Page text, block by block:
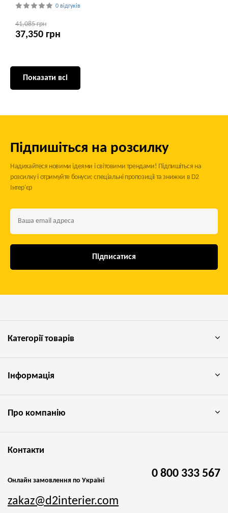
0 відгуків
41,085 грн
37,350 грн
Показати всі
Підпишіться на розсилку
Надихайтеся новими ідеями і світовими трендами! Підпишіться на
розсилку і отримуйте бонуси: спеціальні пропозиції та знижки в D2
Інтер'єр
Підписатися
Категорії товарів
Інформація
Про компанію
Контакти
Онлайн замовлення по Україні
0 800 333 567
zakaz@d2interier.com